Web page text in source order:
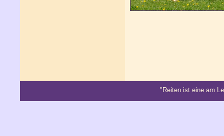
"Reiten ist eine am